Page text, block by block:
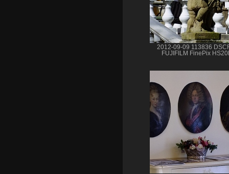
2012-09-09 113836
FUJIFILM FinePix